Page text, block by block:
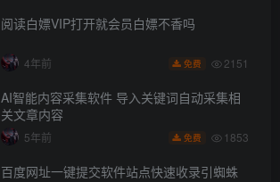
阅读白嫖VIP打开就会员白嫖不香吗
4年前 免费 2151
AI智能内容采集软件 导入关键词自动采集相
关文章内容
5年前 免费 1853
百度网址一键提交软件站点快速收录引蜘蛛